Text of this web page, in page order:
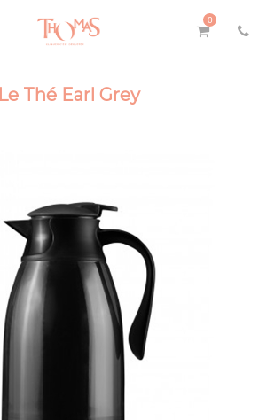
0
Le Thé Earl Grey